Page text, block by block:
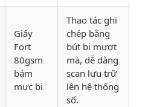
Giấy
Fort
80gsm
bám
mực bi
Thao tác ghi
chép bằng
bút bi mượt
mà, dễ dàng
scan lưu trữ
lên hệ thống
số.